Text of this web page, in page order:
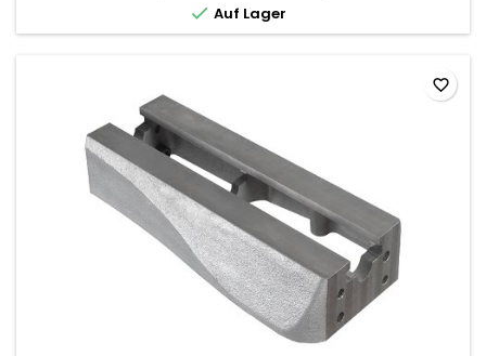
 Auf Lager
favorite_border